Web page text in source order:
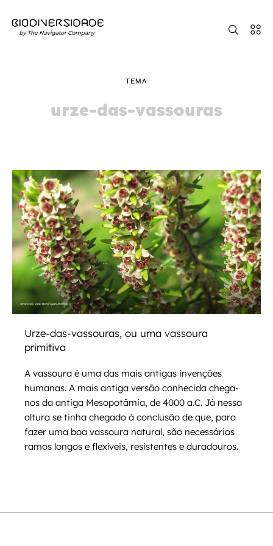
TEMA
urze-das-vassouras
Urze-das-vassouras, ou uma vassoura
primitiva
A vassoura é uma das mais antigas invenções
humanas. A mais antiga versão conhecida chega-
nos da antiga Mesopotâmia, de 4000 a.C. Já nessa
altura se tinha chegado à conclusão de que, para
fazer uma boa vassoura natural, são necessários
ramos longos e flexíveis, resistentes e duradouros.